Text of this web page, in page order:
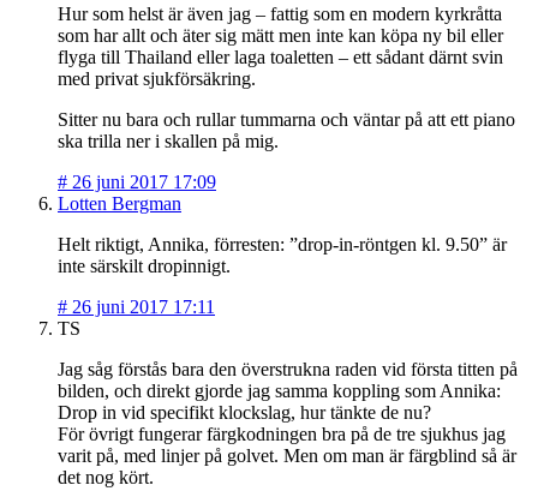
Hur som helst är även jag – fattig som en modern kyrkråtta
som har allt och äter sig mätt men inte kan köpa ny bil eller
flyga till Thailand eller laga toaletten – ett sådant därnt svin
med privat sjukförsäkring.
Sitter nu bara och rullar tummarna och väntar på att ett piano
ska trilla ner i skallen på mig.
# 26 juni 2017 17:09
Lotten Bergman
Helt riktigt, Annika, förresten: ”drop-in-röntgen kl. 9.50” är
inte särskilt dropinnigt.
# 26 juni 2017 17:11
TS
Jag såg förstås bara den överstrukna raden vid första titten på
bilden, och direkt gjorde jag samma koppling som Annika:
Drop in vid specifikt klockslag, hur tänkte de nu?
För övrigt fungerar färgkodningen bra på de tre sjukhus jag
varit på, med linjer på golvet. Men om man är färgblind så är
det nog kört.